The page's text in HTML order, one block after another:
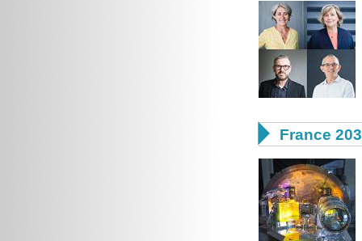
 France